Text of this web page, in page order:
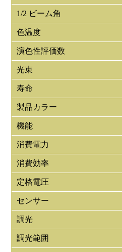
1/2 ビーム角
色温度
演色性評価数
光束
寿命
製品カラー
機能
消費電力
消費効率
定格電圧
センサー
調光
調光範囲